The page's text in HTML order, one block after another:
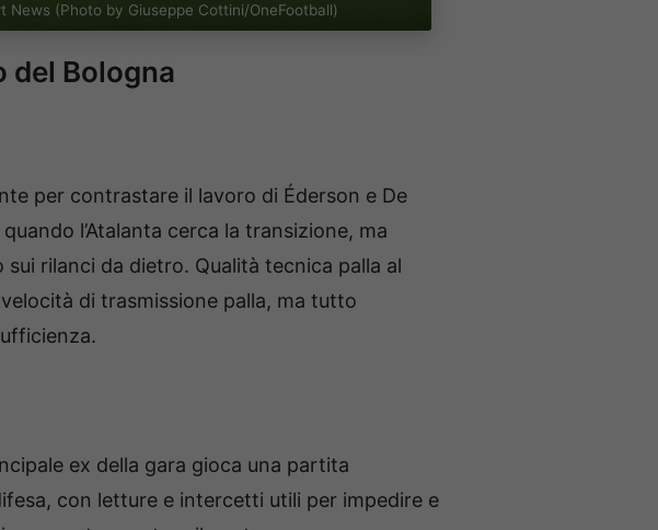
News (Photo by Giuseppe Cottini/OneFootball)
del Bologna
per contrastare il lavoro di Éderson e De
l’Atalanta cerca la transizione, ma
rilanci da dietro. Qualità tecnica palla al
di trasmissione palla, ma tutto
ex della gara gioca una partita
con letture e intercetti utili per impedire e